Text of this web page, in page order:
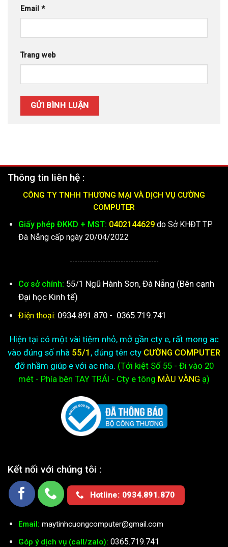
Email *
Trang web
Thông tin liên hệ :
CÔNG TY TNHH THƯƠNG MẠI VÀ DỊCH VỤ CƯỜNG
COMPUTER
Giấy phép ĐKKD + MST: 0402144629do Sở KHĐT TP.
Đà Nẵng cấp ngày 20/04/2022
-----------------------------------
Cơ sở chính: 55/1 Ngũ Hành Sơn, Đà Nẵng (Bên cạnh
Đại học Kinh tế)
Điện thoại: 0934.891.870 - 0365.719.741
Hiện tại có một vài tiệm nhỏ, mở gần cty e, rất mong ac
vào đúng số nhà 55/1 , đúng tên cty CƯỜNG COMPUTER
đỡ nhầm giúp e với ac nha. (Tới kiệtSố 55 - Đi vào 20
mét - Phía bên TAY TRÁI - Cty e tông MÀU VÀNG ạ)
Kết nối với chúng tôi :
Hotline: 0934.891.870
Email: maytinhcuongcomputer@gmail.com
Góp ý dịch vụ (call/zalo): 0365.719.741